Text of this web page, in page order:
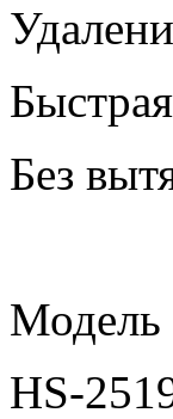
Без
Модель
HS-